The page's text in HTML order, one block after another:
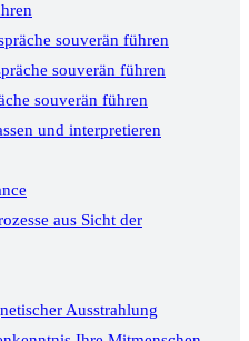
souverän führen
souverän führen
souverän führen
und interpretieren
aus Sicht der
Ausstrahlung